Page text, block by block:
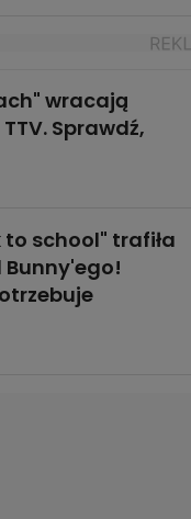
wracają
Sprawdź,
school" trafiła
Bunny'ego!